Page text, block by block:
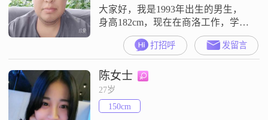
大家好，我是1993年出生的男生，
身高182cm，现在在商洛工作，学历
是大专，月收入在5001到8000元之
间##3002##我这个人性格比较稳重
可靠，平时责任感比较强，对待事
情一直保持真诚可靠的态度
##3002##生活中我把家庭看得很
重，觉得家是重要的依靠##3002##
平时也比较勤俭节约，过日子讲究
打招呼 发留言
陈女士
27岁
150cm